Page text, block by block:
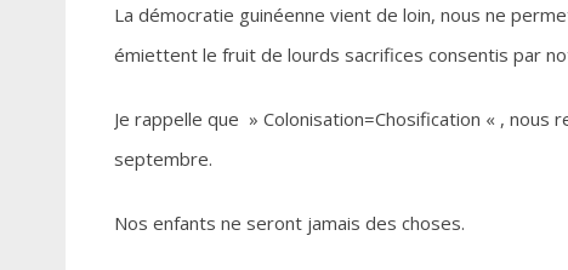
La démocratie guinéenne vient de loin, nous ne
émiettent le fruit de lourds sacrifices consentis par
Je rappelle que » Colonisation=Chosification « ,
septembre.
Nos enfants ne seront jamais des choses.